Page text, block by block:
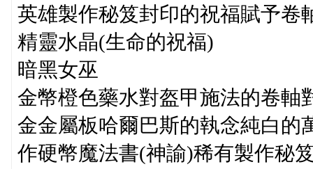
英雄製作秘笈封印的祝福賦予卷
精靈水晶(生命的祝福)
暗黑女巫
金幣橙色藥水對盔甲施法的卷軸
金金屬板哈爾巴斯的執念純白的
作硬幣魔法書(神諭)稀有製作秘